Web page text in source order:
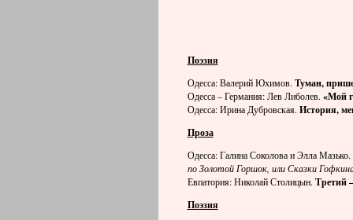
Поэзия
Одесса: Валерий Юхимов. Туман,
Одесса – Германия: Лев Либолев. «Мой
Одесса: Ирина Дубровская. История,
Проза
Одесса: Галина Соколова и Элла Мазько.
по Золотой Горшок, или Сказки
Евпатория: Николай Столицын. Третий
Поэзия